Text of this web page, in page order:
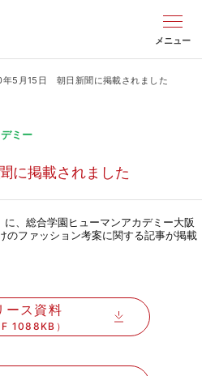
メニュー
年5月15日 朝日新聞に掲載されました
ミー
に掲載されました
、総合学園ヒューマンアカデミー大阪
のファッション考案に関する記事が掲載
ース資料
1088KB）